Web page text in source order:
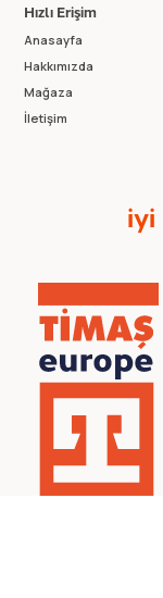
Hızlı Erişim
Anasayfa
Hakkımızda
Mağaza
İletişim
iyi